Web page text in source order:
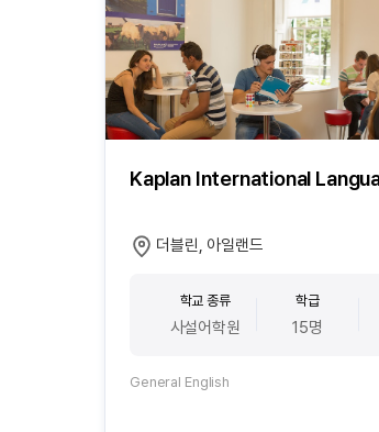
Kaplan International
더블린, 아일랜드
학교 종류
사설어학원
학급
15명
General English